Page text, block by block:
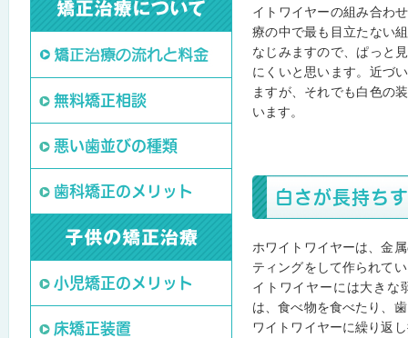
無料矯正相談
悪い歯並びの種類
歯科矯正のメリット
小児矯正のメリット
床矯正装置
イトワイヤーの組み合わ
療の中で最も目立たない
なじみますので、ぱっと
にくいと思います。近づ
ますが、それでも白色の
います。
白さが長持ち
ホワイトワイヤーは、金
ティングをして作られて
イトワイヤーには大きな
は、食べ物を食べたり、
ワイトワイヤーに繰り返